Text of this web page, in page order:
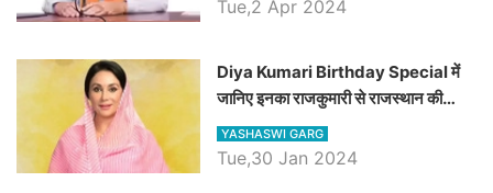
Tue,2 Apr 2024
Diya Kumari Birthday Special में
जानिए इनका राजकुमारी से राजस्थान की
डिप्टी सीएम बनने तक का सफर, एक क्लिक में
जाने पूरा जीवन परिचय
YASHASWI GARG
Tue,30 Jan 2024